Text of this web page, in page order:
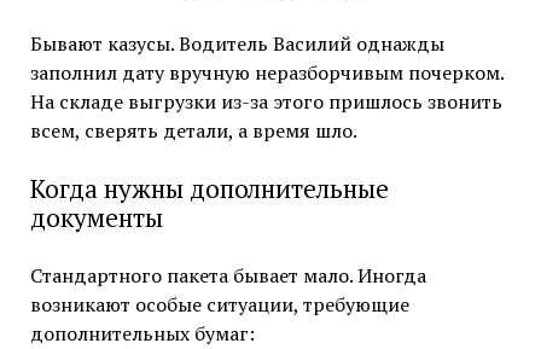
Бывают казусы. Водитель Василий однажды
заполнил дату вручную неразборчивым почерком.
На складе выгрузки из-за этого пришлось звонить
всем, сверять детали, а время шло.
Когда нужны дополнительные
документы
Стандартного пакета бывает мало. Иногда
возникают особые ситуации, требующие
дополнительных бумаг: